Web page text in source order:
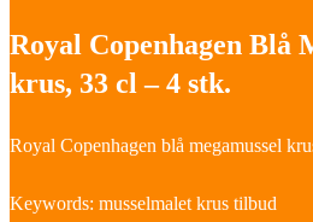
Royal Copenhagen Blå
krus, 33 cl – 4 stk.
Royal Copenhagen blå megamussel
Keywords: musselmalet krus tilbud